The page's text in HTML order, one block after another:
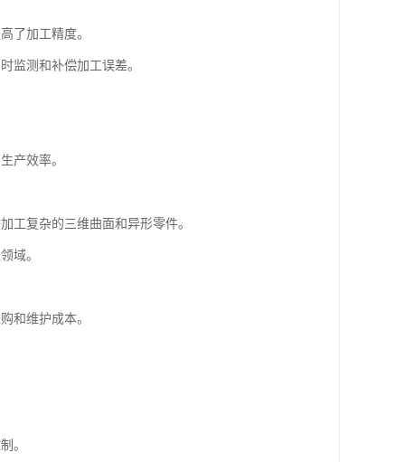
了加工精度。
监测和补偿加工误差。
产效率。
工复杂的三维曲面和异形零件。
域。
和维护成本。
。